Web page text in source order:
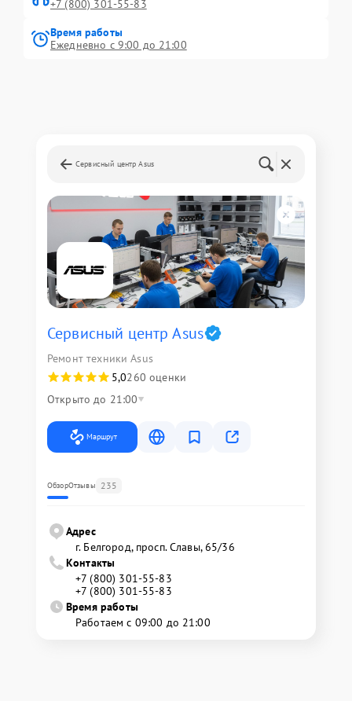
+7 (800) 301-55-83
Время работы
Ежедневно с 9:00 до 21:00
Сервисный центр Asus
Сервисный центр Asus
Ремонт техники Asus
5,0260 оценки
Открыто до 21:00
Маршрут
ОбзорОтзывы 235
Адрес
г. Белгород, просп. Славы, 65/36
Контакты
+7 (800) 301-55-83
+7 (800) 301-55-83
Время работы
Работаем с 09:00 до 21:00